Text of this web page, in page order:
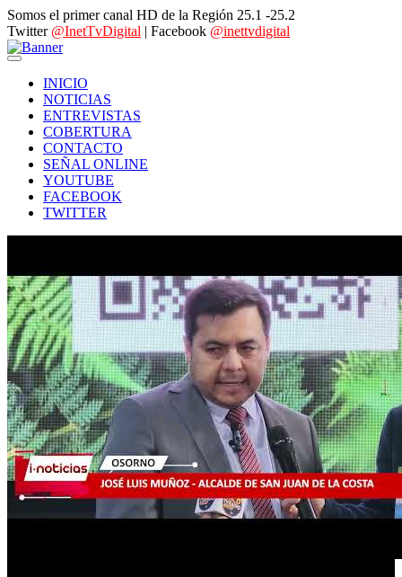
Somos el primer canal HD de la Región 25.1 -25.2
Twitter @InetTvDigital | Facebook @inettvdigital
INICIO
NOTICIAS
ENTREVISTAS
COBERTURA
CONTACTO
SEÑAL ONLINE
YOUTUBE
FACEBOOK
TWITTER